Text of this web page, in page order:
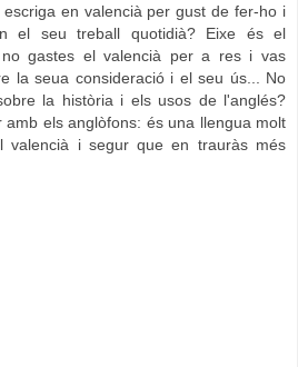
en valencià per gust de fer-ho i
el seu treball quotidià? Eixe és el
gastes el valencià per a res i vas
la seua consideració i el seu ús... No
la història i els usos de l'anglés?
amb els anglòfons: és una llengua molt
valencià i segur que en trauràs més